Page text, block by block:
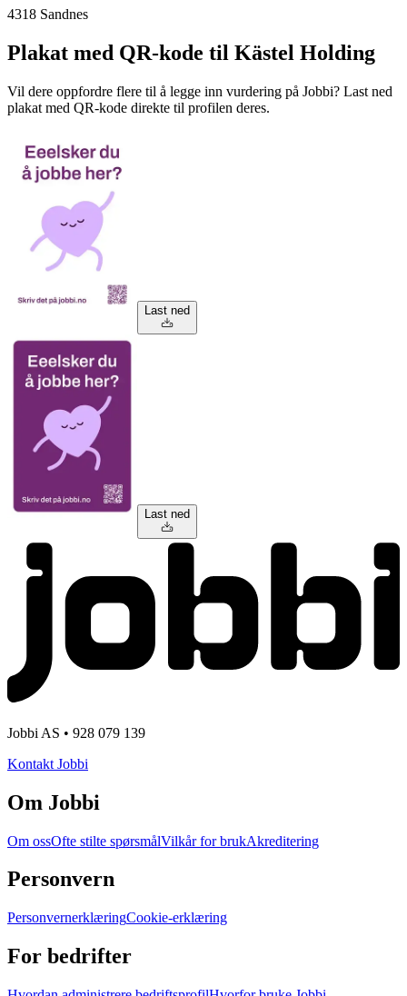
4318 Sandnes
Plakat med QR-kode til Kästel Holding
Vil dere oppfordre flere til å legge inn vurdering på Jobbi? Last ned
plakat med QR-kode direkte til profilen deres.
Last ned
Last ned
Jobbi AS • 928 079 139
Kontakt Jobbi
Om Jobbi
Om ossOfte stilte spørsmålVilkår for brukAkreditering
Personvern
PersonvernerklæringCookie-erklæring
For bedrifter